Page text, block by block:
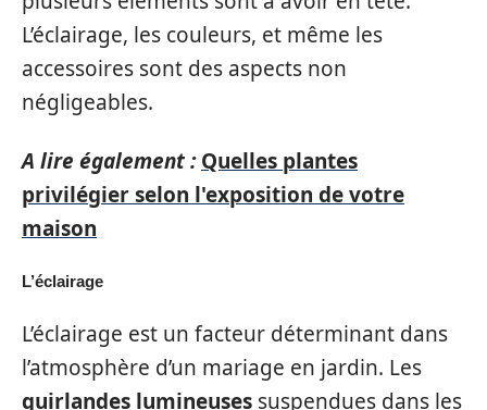
L’éclairage, les couleurs, et même les
accessoires sont des aspects non
négligeables.
A lire également : Quelles plantes
privilégier selon l'exposition de votre
maison
L’éclairage
L’éclairage est un facteur déterminant dans
l’atmosphère d’un mariage en jardin. Les
guirlandes lumineuses suspendues dans les